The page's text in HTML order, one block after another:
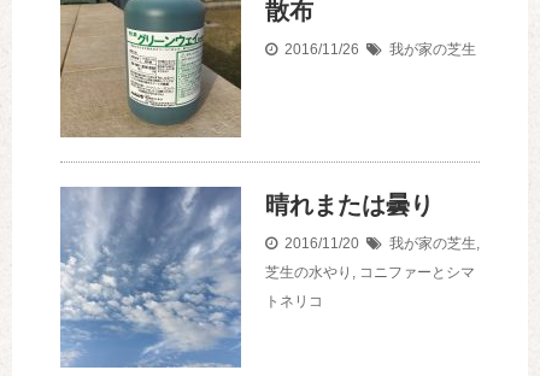
散布
2016/11/26 我が家の芝生
晴れまたは曇り
2016/11/20 我が家の芝生,
芝生の水やり , コニファーとシマ
トネリコ